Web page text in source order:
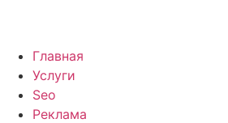
Главная
Услуги
Seo
Реклама